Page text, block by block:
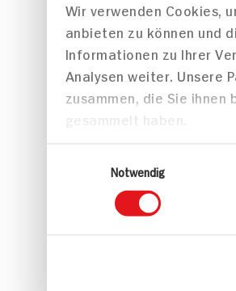
Wir verwenden Cookies,
anbieten zu können und
Informationen zu Ihrer
Analysen weiter. Unsere
zusammen, die Sie
gesammelt haben.
Notwendig